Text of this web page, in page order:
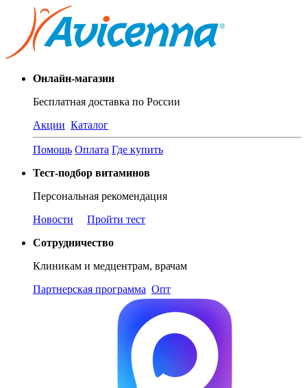
Онлайн-магазин
Бесплатная доставка по России
Акции Каталог
Помощь Оплата Где купить
Тест-подбор витаминов
Персональная рекомендация
Новости
Пройти тест
Сотрудничество
Клиникам и медцентрам, врачам
Партнерская программа Опт